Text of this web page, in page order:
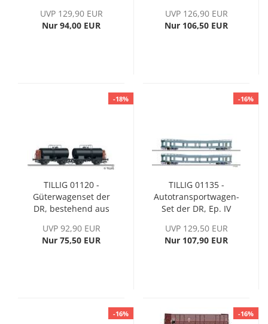
UVP 129,90 EUR
Nur 94,00 EUR
UVP 126,90 EUR
Nur 106,50 EUR
-18%
TILLIG 01120 -
Güterwagenset der
DR, bestehend aus
Ep. III
UVP 92,90 EUR
Nur 75,50 EUR
-16%
TILLIG 01135 -
Autotransportwagen-
Set der DR, Ep. IV
UVP 129,50 EUR
Nur 107,90 EUR
-16% -16%